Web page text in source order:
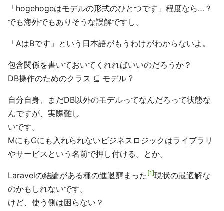
「hogehogeはモデルの形式のひとつです」程度なら…？
でも海外でもありそうな誤解ですし。
「AはBです」という日本語がもうわけがわからないよ。
包含関係を書いておいてくれればいいのだろうか？
DB操作のためのクラス ⊆ モデル ?
自分自身、まだDB以外のモデルってなんだろって状態な
んですが、実際難し
いです。
MにもCにも入れられないビジネスロジックはライブラリ
やサービスという名前で押し付ける。とか。
Laravelの結論がある種の進退窮まった 1 現状の最適解な
のかもしれないです。
けど、使う側は困らない？